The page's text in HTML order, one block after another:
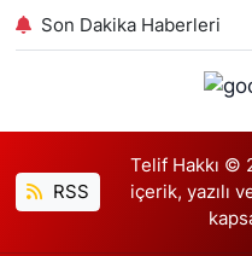
Son Dakika Haberleri
RSS
Telif Hakkı ©
içerik, yazılı